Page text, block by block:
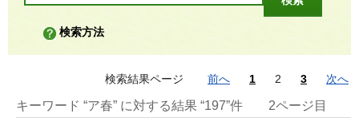
検索方法
検索結果ページ 前へ 1 2 3 次へ
キーワード “ア春” に対する結果 “197”件 2ページ目